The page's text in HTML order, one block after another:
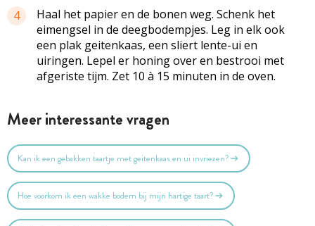
4
Haal het papier en de bonen weg. Schenk het
eimengsel in de deegbodempjes. Leg in elk ook
een plak geitenkaas, een sliert lente-ui en
uiringen. Lepel er honing over en bestrooi met
afgeriste tijm. Zet 10 à 15 minuten in de oven.
Meer interessante vragen
Kan ik een gebakken taartje met geitenkaas en ui invriezen?
Hoe voorkom ik een wakke bodem bij mijn hartige taart?